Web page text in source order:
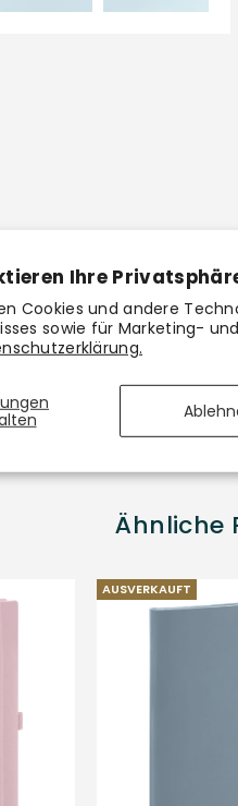
Ihre
Cookies und andere
sowie für Marketing-
Für Einkäufe
Ähnliche
AUSVERKAUFT